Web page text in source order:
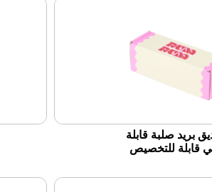
بريد صلبة قابلة
قابلة للتخصيص